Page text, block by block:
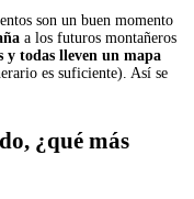
son un buen momento
a los futuros montañeros
y todas lleven un mapa
es suficiente). Así se
¿qué más